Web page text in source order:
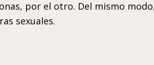
por el otro. Del mismo
sexuales.